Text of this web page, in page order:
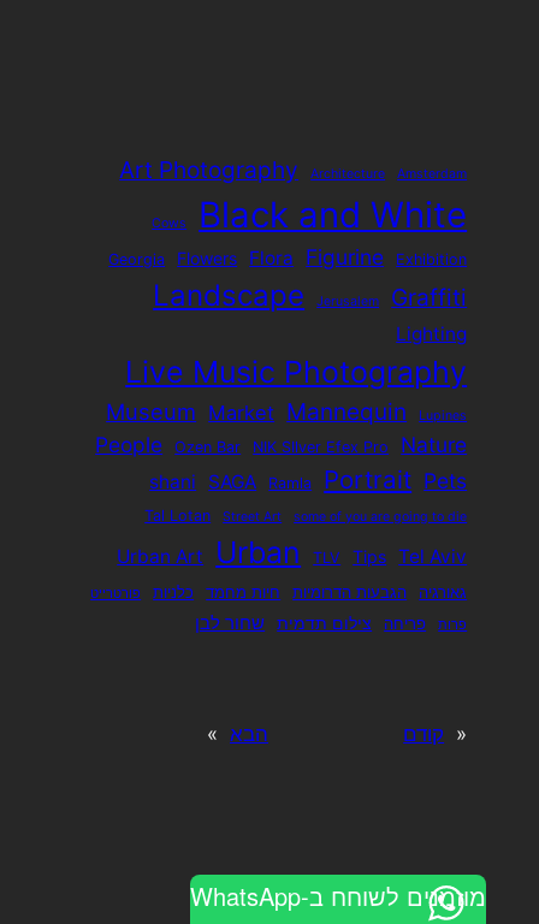
Amsterdam
Architecture
Art Photography
Black and White
Cows
Exhibition
Figurine
Flora
Flowers
Georgia
Graffiti
Jerusalem
Landscape
Lighting
Live Music Photography
Lupines
Mannequin
Market
Museum
Nature
NIK SIlver Efex Pro
Ozen Bar
People
Pets
Portrait
Ramla
SAGA
shani
some of you are going to die
Street Art
Tal Lotan
Tel Aviv
Tips
TLV
Urban
Urban Art
גאורגיה הגבעות הדרומיות חיות מחמד כלניות
פורטרייט
פרות
פריחה צילום תדמית שחור לבן
« קודם הבא »
מוזמנים לשוחח ב-WhatsApp